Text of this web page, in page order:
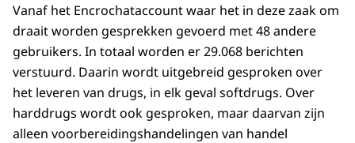
Vanaf het Encrochataccount waar het in deze zaak om
draait worden gesprekken gevoerd met 48 andere
gebruikers. In totaal worden er 29.068 berichten
verstuurd. Daarin wordt uitgebreid gesproken over
het leveren van drugs, in elk geval softdrugs. Over
harddrugs wordt ook gesproken, maar daarvan zijn
alleen voorbereidingshandelingen van handel